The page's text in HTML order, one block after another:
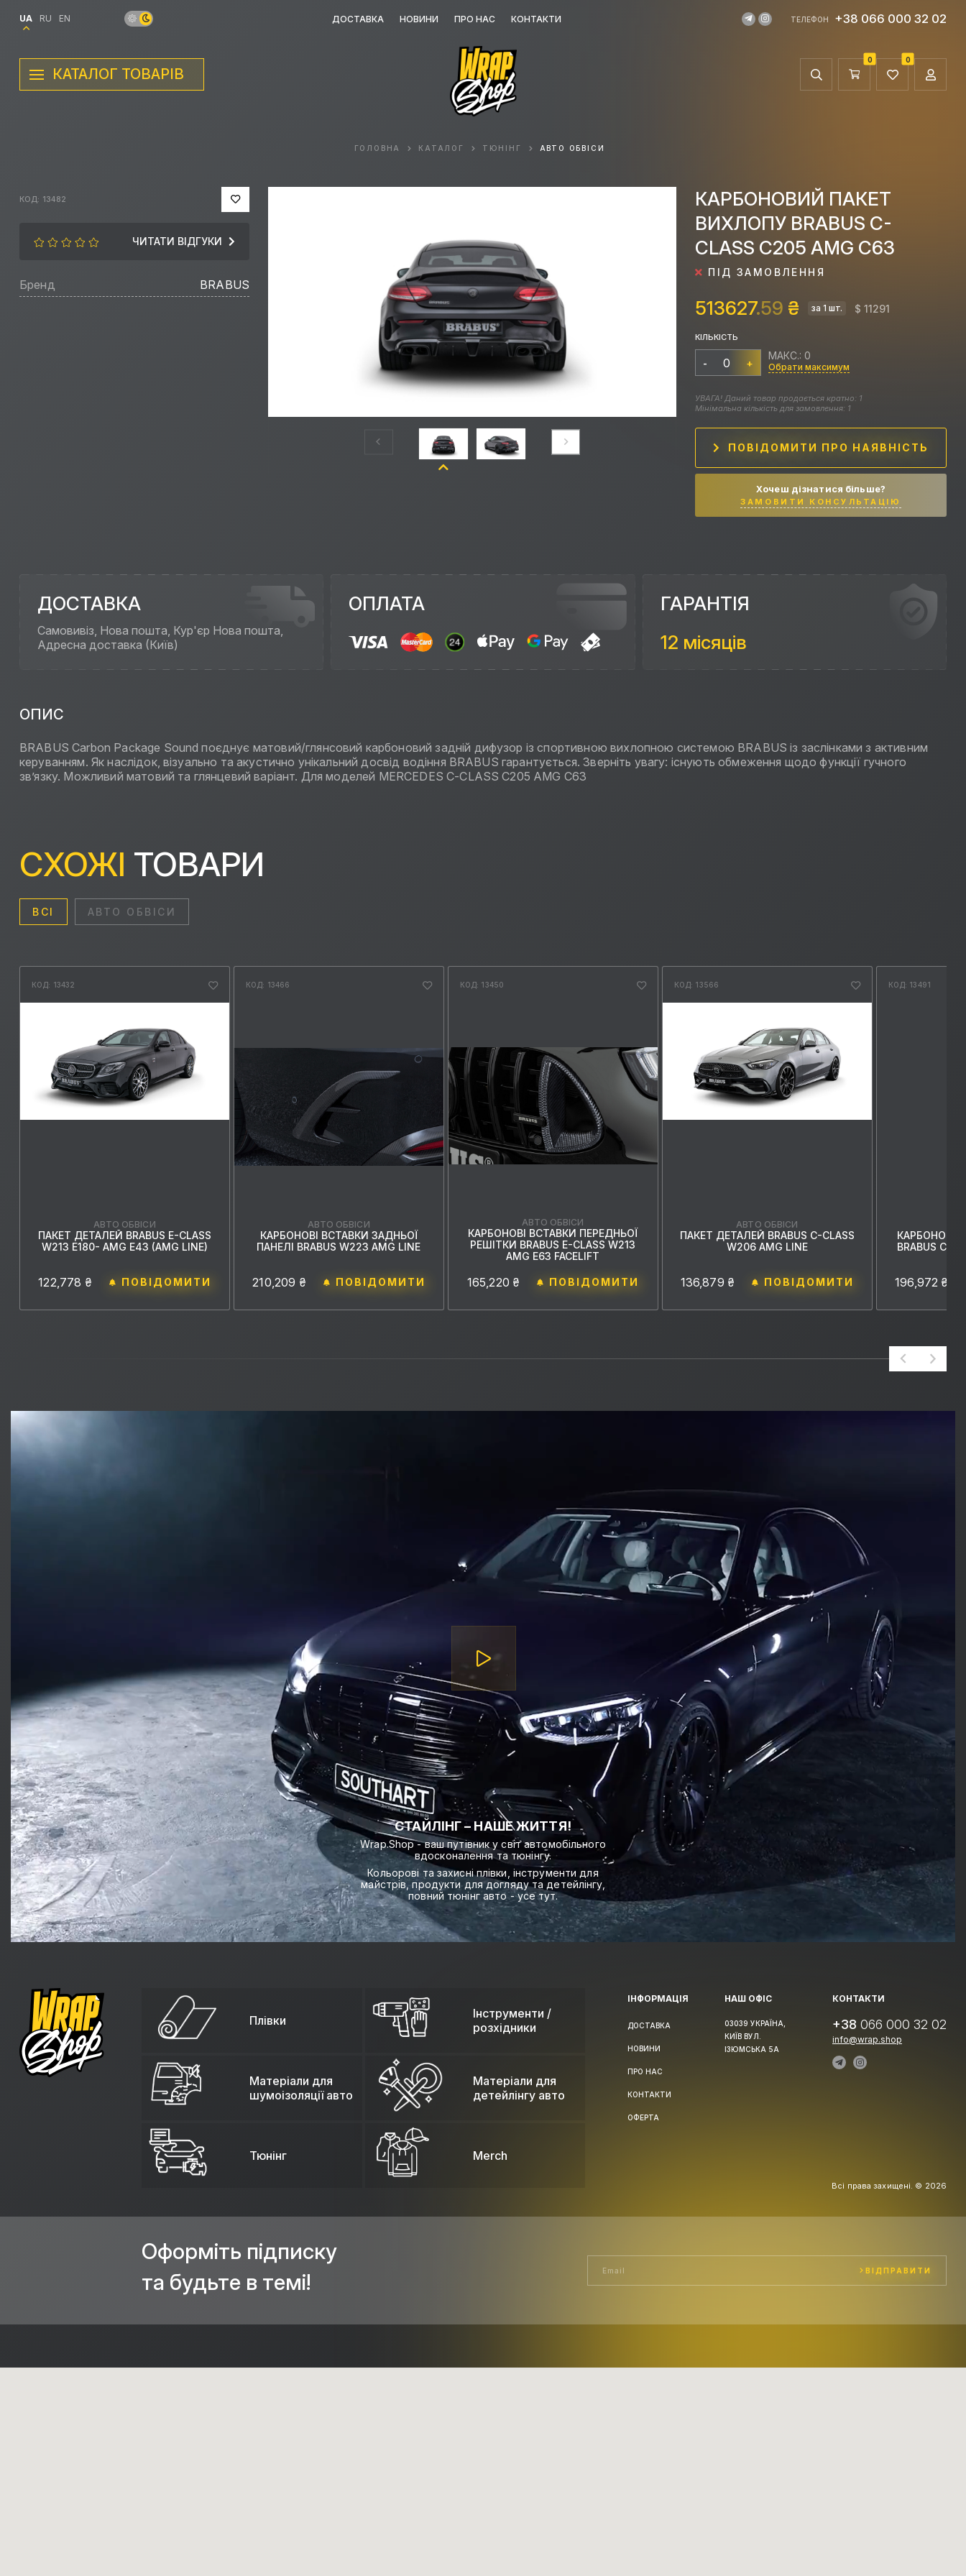
UA RU EN ДОСТАВКА НОВИНИ ПРО НАС КОНТАКТИ ТЕЛЕФОН +38 066 000 32 02
КАТАЛОГ ТОВАРІВ
0 0
ГОЛОВНА КАТАЛОГ ТЮНІНГ АВТО ОБВІСИ
КОД: 13482
ЧИТАТИ ВІДГУКИ
Бренд BRABUS
КАРБОНОВИЙ ПАКЕТ
ВИХЛОПУ BRABUS C-
CLASS C205 AMG C63
ПІД ЗАМОВЛЕННЯ
513627.59 ₴ за 1 шт. $ 11291
КІЛЬКІСТЬ
- +
МАКС.: 0
Обрати максимум
УВАГА! Даний товар продається кратно: 1
Мінімальна кількість для замовлення: 1
ПОВІДОМИТИ ПРО НАЯВНІСТЬ
Хочеш дізнатися більше?
ЗАМОВИТИ КОНСУЛЬТАЦІЮ
ДОСТАВКА
Самовивіз, Нова пошта, Кур'єр Нова пошта,
Адресна доставка (Київ)
ОПЛАТА
ГАРАНТІЯ
12 місяців
ОПИС
BRABUS Carbon Package Sound поєднує матовий/глянсовий карбоновий задній дифузор із спортивною вихлопною системою BRABUS із заслінками з активним
керуванням. Як наслідок, візуально та акустично унікальний досвід водіння BRABUS гарантується. Зверніть увагу: існують обмеження щодо функції гучного
зв’язку. Можливий матовий та глянцевий варіант. Для моделей MERCEDES C-CLASS C205 AMG C63
СХОЖІ ТОВАРИ
ВСІ АВТО ОБВІСИ
КОД: 13432
АВТО ОБВІСИ
ПАКЕТ ДЕТАЛЕЙ BRABUS E-CLASS
W213 E180- AMG E43 (AMG LINE)
122,778 ₴ ПОВІДОМИТИ
КОД: 13466
АВТО ОБВІСИ
КАРБОНОВІ ВСТАВКИ ЗАДНЬОЇ
ПАНЕЛІ BRABUS W223 AMG LINE
210,209 ₴ ПОВІДОМИТИ
КОД: 13450
АВТО ОБВІСИ
КАРБОНОВІ ВСТАВКИ ПЕРЕДНЬОЇ
РЕШІТКИ BRABUS E-CLASS W213
AMG E63 FACELIFT
165,220 ₴ ПОВІДОМИТИ
КОД: 13566
АВТО ОБВІСИ
ПАКЕТ ДЕТАЛЕЙ BRABUS C-CLASS
W206 AMG LINE
136,879 ₴ ПОВІДОМИТИ
КОД: 13491
BRABUS C-
196,972 ₴
СТАЙЛІНГ – НАШЕ ЖИТТЯ!
Wrap.Shop - ваш путівник у світ автомобільного
вдосконалення та тюнінгу.
Кольорові та захисні плівки, інструменти для
майстрів, продукти для догляду та детейлінгу,
повний тюнінг авто - усе тут.
Плівки
Інструменти /
розхідники
Матеріали для
шумоізоляції авто
Матеріали для
детейлінгу авто
Тюнінг Merch
ІНФОРМАЦІЯ
ДОСТАВКА
НОВИНИ
ПРО НАС
КОНТАКТИ
ОФЕРТА
НАШ ОФІС
03039 УКРАЇНА,
КИЇВ ВУЛ.
ІЗЮМСЬКА 5А
КОНТАКТИ
+38 066 000 32 02
info@wrap.shop
Всі права захищені. © 2026
Оформіть підписку
та будьте в темі!
ВІДПРАВИТИ